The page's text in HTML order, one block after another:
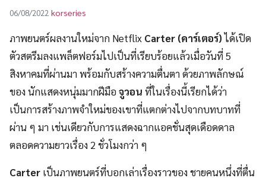
06/08/2022 korseries
ภาพยนตร์ผลงานใหม่จาก Netflix Carter (คาร์เตอร์)ได้เปิด
ตัวสตรีมลงแพล็ตฟอร์มไปเป็นที่เรียบร้อยแล้วเมื่อวันที่ 5
สิงหาคมที่ผ่านมา พร้อมกับสร้างความตื่นตา ด้วยภาพลักษณ์
ของ นักแสดงหนุ่มมากฝีมือจูวอน ที่ในเรื่องนี้เรียกได้ว่า
เป็นการสร้างภาพจำใหม่ของเขาที่แตกต่างไปจากบทบาทที่
ผ่าน ๆ มา เช่นเดียวกับการแสดงฉากแอคชั่นสุดเดือดดาล
ตลอดความยาวเรื่อง 2 ชั่วโมงกว่า ๆ
Carter เป็นภาพยนตร์ที่บอกเล่าเรื่องราวของ ชายคนหนึ่งที่ตื่น